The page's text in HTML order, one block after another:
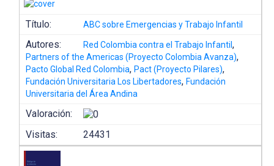
Título: ABC sobre Emergencias y Trabajo Infantil
Autores: Red Colombia contra el Trabajo Infantil,
Partners of the Americas (Proyecto Colombia Avanza),
Pacto Global Red Colombia,Pact (Proyecto Pilares),
Fundación Universitaria Los Libertadores,Fundación
Universitaria del Área Andina
Valoración:
Visitas:
24431